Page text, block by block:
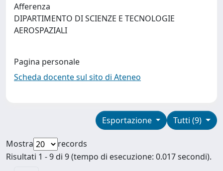
Afferenza
DIPARTIMENTO DI SCIENZE E TECNOLOGIE
AEROSPAZIALI
Pagina personale
Scheda docente sul sito di Ateneo
Tutti (9)
Esportazione
Mostra
records
Risultati 1 - 9 di 9 (tempo di esecuzione: 0.017 secondi).